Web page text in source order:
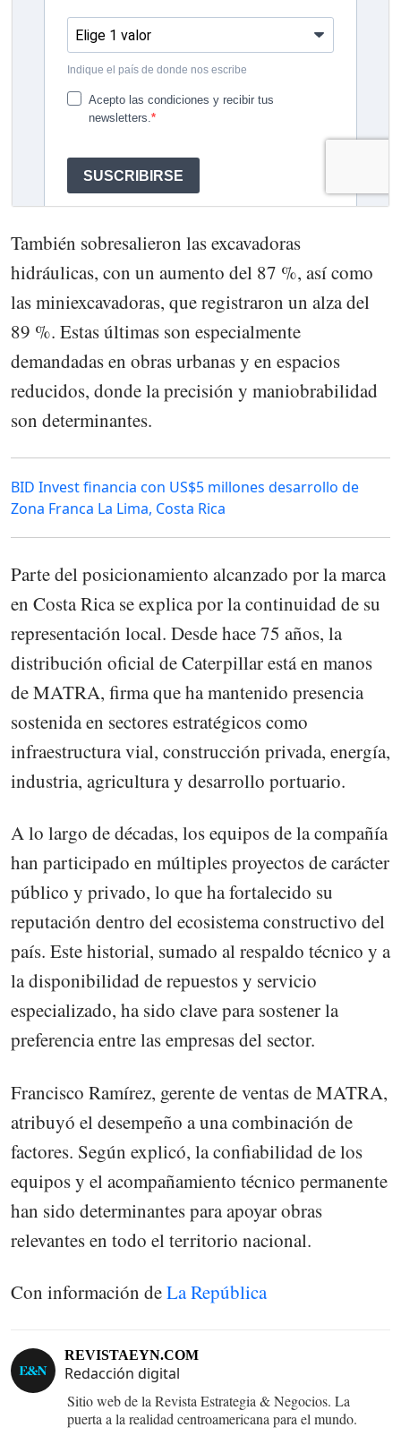
También sobresalieron las excavadoras
hidráulicas, con un aumento del 87 %, así como
las miniexcavadoras, que registraron un alza del
89 %. Estas últimas son especialmente
demandadas en obras urbanas y en espacios
reducidos, donde la precisión y maniobrabilidad
son determinantes.
BID Invest financia con US$5 millones desarrollo de
Zona Franca La Lima, Costa Rica
Parte del posicionamiento alcanzado por la marca
en Costa Rica se explica por la continuidad de su
representación local. Desde hace 75 años, la
distribución oficial de Caterpillar está en manos
de MATRA, firma que ha mantenido presencia
sostenida en sectores estratégicos como
infraestructura vial, construcción privada, energía,
industria, agricultura y desarrollo portuario.
A lo largo de décadas, los equipos de la compañía
han participado en múltiples proyectos de carácter
público y privado, lo que ha fortalecido su
reputación dentro del ecosistema constructivo del
país. Este historial, sumado al respaldo técnico y a
la disponibilidad de repuestos y servicio
especializado, ha sido clave para sostener la
preferencia entre las empresas del sector.
Francisco Ramírez, gerente de ventas de MATRA,
atribuyó el desempeño a una combinación de
factores. Según explicó, la confiabilidad de los
equipos y el acompañamiento técnico permanente
han sido determinantes para apoyar obras
relevantes en todo el territorio nacional.
Con información deLa República
REVISTAEYN.COM
Redacción digital
Sitio web de la Revista Estrategia & Negocios. La
puerta a la realidad centroamericana para el mundo.